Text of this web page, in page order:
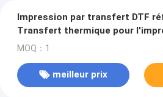
Impression par transfert DTF
Transfert thermique pour
vêtements
MOQ：1
meilleur prix